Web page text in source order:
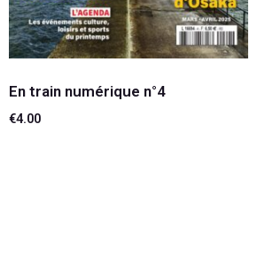
En train numérique n°4
€4.00